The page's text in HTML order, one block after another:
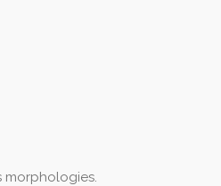
morphologies.